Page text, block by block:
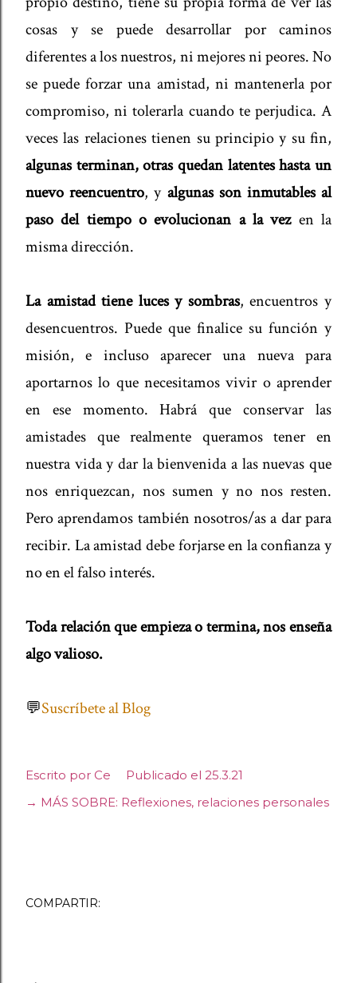
cosas y se puede desarrollar por caminos
diferentes a los nuestros, ni mejores ni peores. No
se puede forzar una amistad, ni mantenerla por
compromiso, ni tolerarla cuando te perjudica. A
veces las relaciones tienen su principio y su fin,
algunas terminan, otras quedan latentes hasta un
nuevo reencuentro, y algunas son inmutables al
paso del tiempo o evolucionan a la vezen la
misma dirección.
La amistad tiene luces y sombras, encuentros y
desencuentros. Puede que finalice su función y
misión, e incluso aparecer una nueva para
aportarnos lo que necesitamos vivir o aprender
en ese momento. Habrá que conservar las
amistades que realmente queramos tener en
nuestra vida y dar la bienvenida a las nuevas que
nos enriquezcan, nos sumen y no nos resten.
Pero aprendamos también nosotros/as a dar para
recibir. La amistad debe forjarse en la confianza y
no en el falso interés.
Toda relación que empieza o termina, nos enseña
algo valioso.
💬Suscríbete al Blog
Escrito por Ce Publicado el 25.3.21
→ MÁS SOBRE: Reflexiones relaciones personales
COMPARTIR: